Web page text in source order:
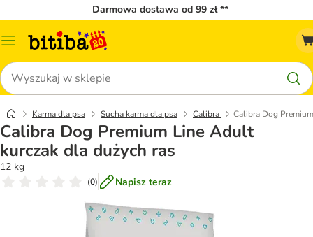
Darmowa dostawa od 99 zł **
Menu
Szukaj
Karma dla psa Sucha karma dla psa Calibra Calibra Dog
Calibra Dog Premium Line Adult
kurczak dla dużych ras
12 kg
(0) Napisz teraz